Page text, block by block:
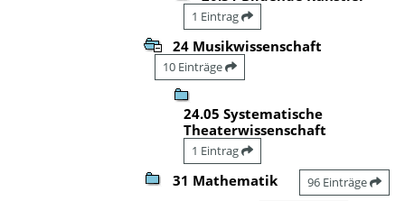
1 Eintrag
24 Musikwissenschaft
10 Einträge
24.05 Systematische
Theaterwissenschaft
1 Eintrag
31 Mathematik 96 Einträge